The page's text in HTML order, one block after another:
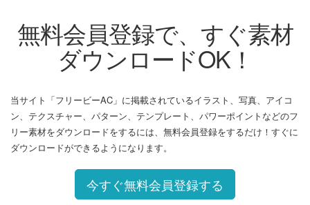
無料会員登録で、すぐ素材
ダウンロードOK！
当サイト「フリービーAC」に掲載されているイラスト、写真、アイコ
ン、テクスチャー、パターン、テンプレート、パワーポイントなどのフ
リー素材をダウンロードをするには、無料会員登録をするだけ！すぐに
ダウンロードができるようになります。
今すぐ無料会員登録する